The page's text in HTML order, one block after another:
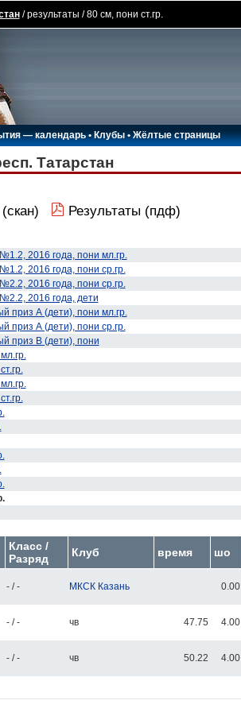
/ результаты / 80 см, пони ст.гр.
— календарь•Клубы •Жёлтые страницы
Татарстан
Результаты (пдф)
2016 года, пони мл.гр.
2016 года, пони ср.гр.
2016 года, пони ср.гр.
2016 года, дети
приз А (дети), пони мл.гр.
приз А (дети), пони ср.гр.
приз В (дети), пони
Класс /
Разряд
Клуб время шо
- / - МКСК Казань 0.00
- / - чв 47.75 4.00
- / - чв 50.22 4.00